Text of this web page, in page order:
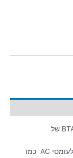
להספק בינוני, ממשפחת ה-BTA של
, ולכן מתאים לעומסי AC כמו